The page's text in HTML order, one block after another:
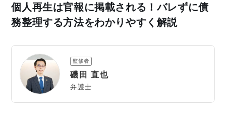
全て
刑事事件
債務整理
弁護士を探す
AI Search Premium
個人再生は官報に掲載される！バレずに債
務整理する方法をわかりやすく解説
監修者
磯田 直也
弁護士